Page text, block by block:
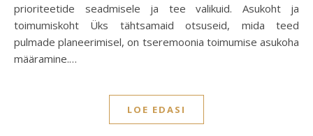
prioriteetide seadmisele ja tee valikuid. Asukoht ja
toimumiskoht Üks tähtsamaid otsuseid, mida teed
pulmade planeerimisel, on tseremoonia toimumise asukoha
määramine.…
LOE EDASI